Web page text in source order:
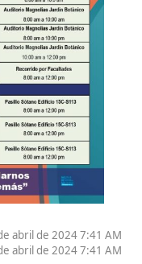
abril de 2024 7:41 AM
abril de 2024 7:41 AM